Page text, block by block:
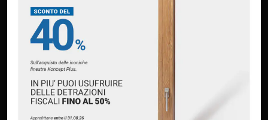
Premium Partner Oknoplast
Finanziamento Oknoplast